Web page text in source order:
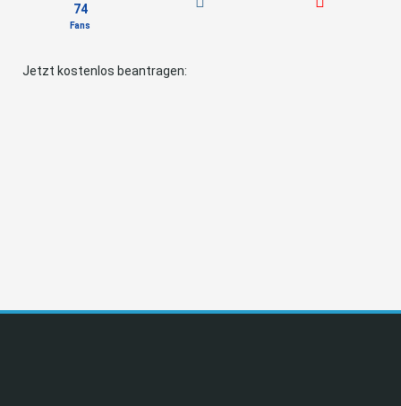
74
Fans
Jetzt kostenlos beantragen: